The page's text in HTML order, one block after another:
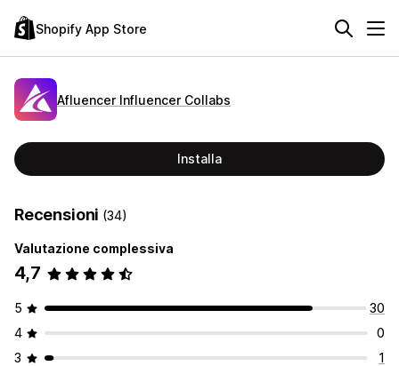
Shopify App Store
Afluencer Influencer Collabs
Installa
Recensioni (34)
Valutazione complessiva
4,7
5
30
4
0
3
1